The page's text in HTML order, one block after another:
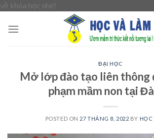
về khóa học nhé!
content
ĐẠI HỌC
Mở lớp đào tạo liên thông
phạm mầm non tại
POSTED ON 27 THÁNG 8, 2022 BY HỌC